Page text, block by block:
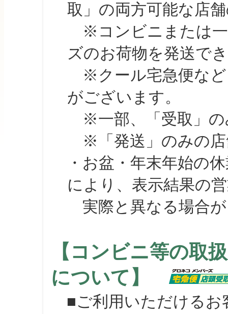
取」の両方可能な店
※コンビニまたは一
ズのお荷物を発送で
※クール宅急便など
がございます。
※一部、「受取」の
※「発送」のみの店
・お盆・年末年始の
により、表示結果の
実際と異なる場合が
【コンビニ等の取
について】
■ご利用いただけるお